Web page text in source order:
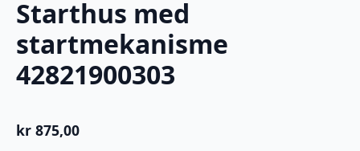
Starthus med
startmekanisme
42821900303
kr 875,00